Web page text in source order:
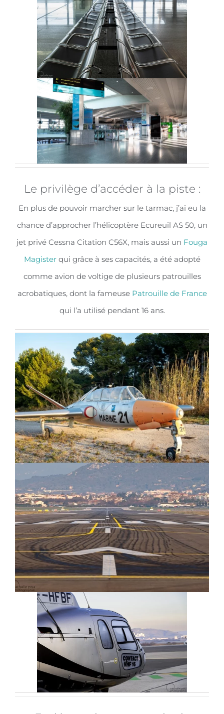
Le privilège d’accéder à la piste :
En plus de pouvoir marcher sur le tarmac, j’ai eu la
chance d’approcher l’hélicoptère Ecureuil AS 50, un
jet privé Cessna Citation C56X, mais aussi un Fouga
Magisterqui grâce à ses capacités, a été adopté
comme avion de voltige de plusieurs patrouilles
acrobatiques, dont la fameuse Patrouille de France
qui l’a utilisé pendant 16 ans.